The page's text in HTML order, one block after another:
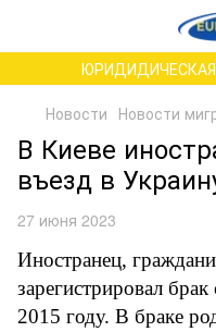
Новости Новости
В Киеве
въезд в
27 июня 2023
Иностранец,
зарегистрировал
2015 году. В браке